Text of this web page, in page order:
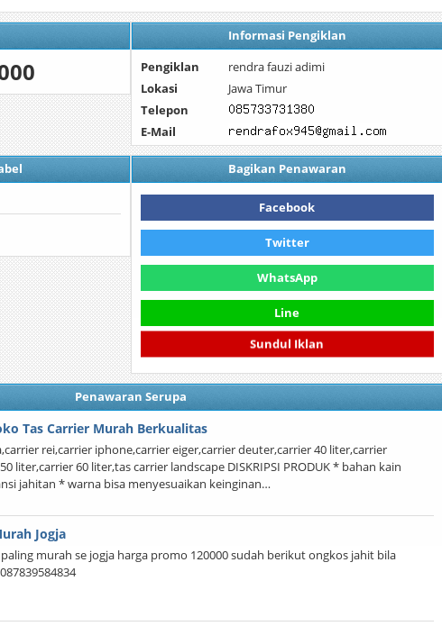
Informasi Pengiklan
Pengiklan
rendra fauzi adimi
Lokasi
Jawa Timur
Telepon
E-Mail
Bagikan Penawaran
Facebook
Twitter
WhatsApp
Line
Sundul Iklan
Penawaran Serupa
Tas Carrier Murah Berkualitas
rei,carrier iphone,carrier eiger,carrier deuter,carrier 40 liter,carrier
liter,carrier 60 liter,tas carrier landscape DISKRIPSI PRODUK * bahan kain
jahitan * warna bisa menyesuaikan keinginan…
Jogja
murah se jogja harga promo 120000 sudah berikut ongkos jahit bila